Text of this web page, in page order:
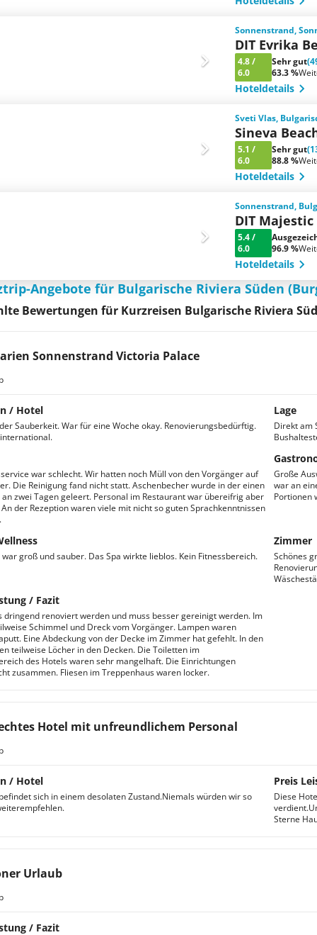
Sonnenstrand,
DIT Evrika
4.8/
6.0
Sehr gut
63.3 %
Hoteldetails
Sveti Vlas,
Sineva
5.1 /
6.0
Sehr gut
88.8 %
Hoteldetails
Sonnenstrand,
DIT
5.4/
6.0
96.9 %
Hoteldetails
Angebote für Bulgarische Riviera Süden
Bewertungen für Kurzreisen Bulgarische Riviera
Sonnenstrand Victoria Palace
/ Hotel
Sauberkeit. War für eine Woche okay. Renovierungsbedürftig.
Lage
Direkt am
war schlecht. Wir hatten noch Müll von den Vorgänger auf
Die Reinigung fand nicht statt. Aschenbecher wurde in der einen
zwei Tagen geleert. Personal im Restaurant war übereifrig aber
der Rezeption waren viele mit nicht so guten Sprachkenntnissen
Große
war an
Portionen
groß und sauber. Das Spa wirkte lieblos. Kein Fitnessbereich.
Zimmer
Schönes
/ Fazit
dringend renoviert werden und muss besser gereinigt werden. Im
Schimmel und Dreck vom Vorgänger. Lampen waren
Eine Abdeckung von der Decke im Zimmer hat gefehlt. In den
teilweise Löcher in den Decken. Die Toiletten im
des Hotels waren sehr mangelhaft. Die Einrichtungen
zusammen. Fliesen im Treppenhaus waren locker.
Hotel mit unfreundlichem Personal
/ Hotel
sich in einem desolaten Zustand.Niemals würden wir so
Preis
Diese
Sterne
Urlaub
/ Fazit